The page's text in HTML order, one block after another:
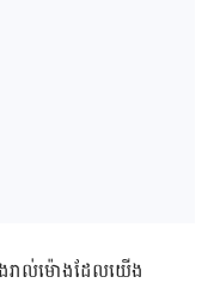
រាល់​ម៉ោង​ដែល​យើង​